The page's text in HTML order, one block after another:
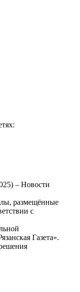
– Новости
размещённые
с
Газета».